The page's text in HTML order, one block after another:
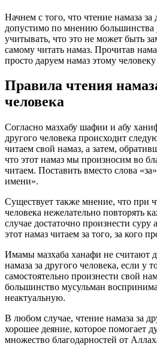
Начнем с того, что чтение намаза за
допустимо по мнению
учитывать, что это не может быть
самому читать намаз. Прочитав
просто даруем намаз этому
Правила чтения
человека
Согласно мазхабу шафии и абу
другого человека происходит
читаем свой намаз, а затем,
что этот намаз мы произносим во
читаем. Поставить вместо слова
имени».
Существует также мнение, что при
человека нежелательно повторять
случае достаточно произнести суру
этот намаз читаем за того, за кого
Имамы мазхаба ханафи не считают
намаза за другого человека, если у
самостоятельно произнести свой
большинство мусульман
неактуальную.
В любом случае, чтение намаза за
хорошее деяние, которое помогает
множество благодарностей от